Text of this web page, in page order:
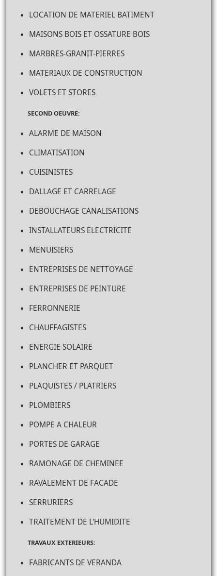
LOCATION DE MATERIEL BATIMENT
MAISONS BOIS ET OSSATURE BOIS
MARBRES-GRANIT-PIERRES
MATERIAUX DE CONSTRUCTION
VOLETS ET STORES
SECOND OEUVRE:
ALARME DE MAISON
CLIMATISATION
CUISINISTES
DALLAGE ET CARRELAGE
DEBOUCHAGE CANALISATIONS
INSTALLATEURS ELECTRICITE
MENUISIERS
ENTREPRISES DE NETTOYAGE
ENTREPRISES DE PEINTURE
FERRONNERIE
CHAUFFAGISTES
ENERGIE SOLAIRE
PLANCHER ET PARQUET
PLAQUISTES / PLATRIERS
PLOMBIERS
POMPE A CHALEUR
PORTES DE GARAGE
RAMONAGE DE CHEMINEE
RAVALEMENT DE FACADE
SERRURIERS
TRAITEMENT DE L'HUMIDITE
TRAVAUX EXTERIEURS:
FABRICANTS DE VERANDA